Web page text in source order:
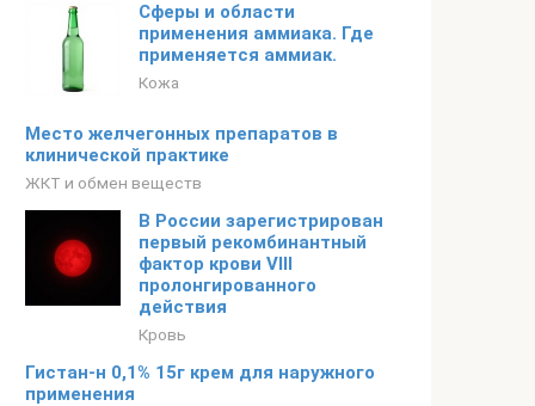
Сферы и области
применения аммиака. Где
применяется аммиак.
Кожа
Место желчегонных препаратов в
клинической практике
ЖКТ и обмен веществ
В России зарегистрирован
первый рекомбинантный
фактор крови VIII
пролонгированного
действия
Кровь
Гистан-н 0,1% 15г крем для наружного
применения